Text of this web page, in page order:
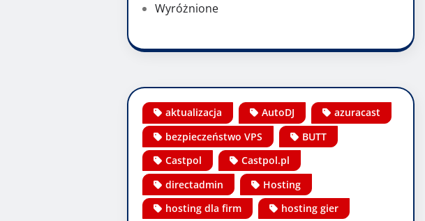
Wyróżnione
aktualizacja AutoDJ
azuracast
bezpieczeństwo VPS
BUTT
Castpol
Castpol.pl
directadmin
Hosting
hosting dla firm
hosting gier